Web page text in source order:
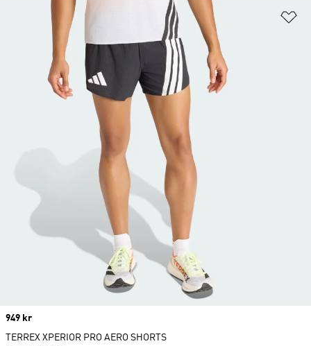
Price
949 kr
TERREX XPERIOR PRO AERO SHORTS